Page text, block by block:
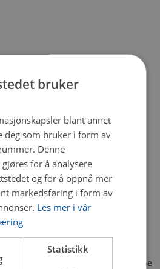
exception has occurred (see the
bruker
blant annet
deg som bruker i form av
Denne
for å analysere
og for å oppnå mer
markedsføring i form av
Les mer i vår
Statistikk